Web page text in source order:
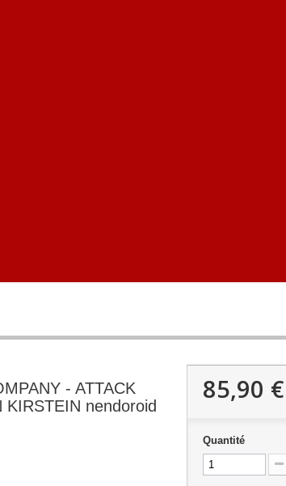
- ATTACK
KIRSTEIN nendoroid
85,90 €
Quantité